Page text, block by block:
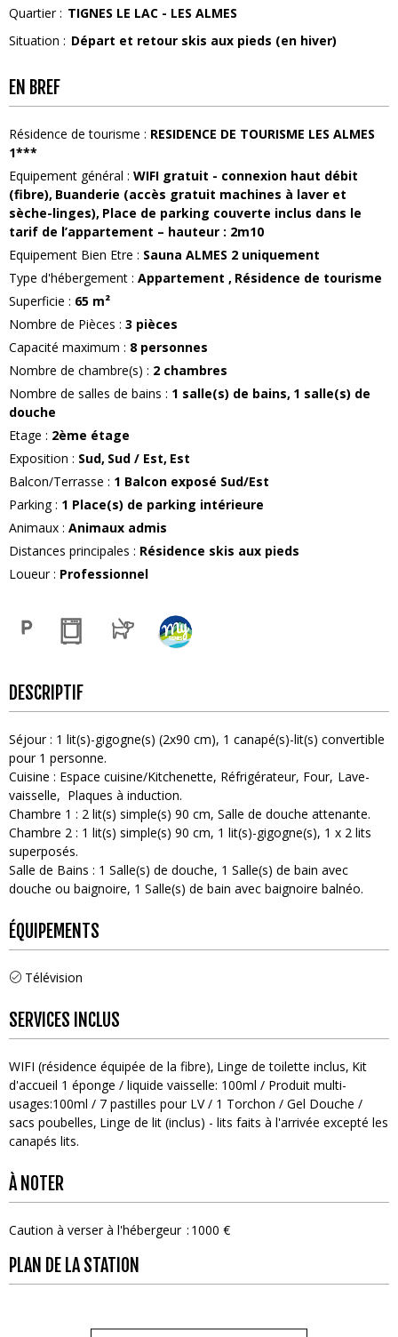
Quartier : TIGNES LE LAC - LES ALMES
Situation : Départ et retour skis aux pieds (en hiver)
EN BREF
Résidence de tourisme : RESIDENCE DE TOURISME LES ALMES
1***
Equipement général : WIFI gratuit - connexion haut débit
(fibre) Buanderie (accès gratuit machines à laver et
sèche-linges) Place de parking couverte inclus dans le
tarif de l’appartement – hauteur : 2m10
Equipement Bien Etre : Sauna ALMES 2 uniquement
Type d'hébergement : Appartement
Résidence de tourisme
Superficie : 65 m²
Nombre de Pièces : 3 pièces
Capacité maximum : 8 personnes
Nombre de chambre(s) : 2 chambres
Nombre de salles de bains : 1 salle(s) de bains 1 salle(s) de
douche
Etage : 2ème étage
Exposition : Sud Sud / Est Est
Balcon/Terrasse : 1 Balcon exposé Sud/Est
Parking: 1 Place(s) de parking intérieure
Animaux : Animaux admis
Distances principales : Résidence skis aux pieds
Loueur: Professionnel
DESCRIPTIF
Séjour: 1 lit(s)-gigogne(s) (2x90 cm) 1 canapé(s)-lit(s) convertible
pour 1 personne
Cuisine : Espace cuisine/Kitchenette Réfrigérateur Four Lave-
vaisselle
Plaques à induction
Chambre 1 : 2 lit(s) simple(s) 90 cm Salle de douche attenante
Chambre 2 : 1 lit(s) simple(s) 90 cm 1 lit(s)-gigogne(s) 1 x 2 lits
superposés
Salle de Bains : 1 Salle(s) de douche 1 Salle(s) de bain avec
douche ou baignoire 1 Salle(s) de bain avec baignoire balnéo
ÉQUIPEMENTS
Télévision
SERVICES INCLUS
WIFI (résidence équipée de la fibre) Linge de toilette inclus Kit
d'accueil 1 éponge / liquide vaisselle: 100ml / Produit multi-
usages:100ml / 7 pastilles pour LV / 1 Torchon / Gel Douche /
sacs poubelles Linge de lit (inclus) - lits faits à l'arrivée excepté les
canapés lits
À NOTER
Caution à verser à l'hébergeur 1000 €
PLAN DE LA STATION